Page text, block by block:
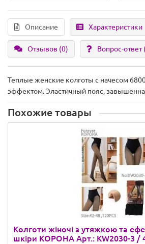
Описание Характеристики
Отзывов (0) Вопрос-ответ
Теплые женские колготы с начесом
эффектом. Эластичный пояс,
Похожие товары
Колготи жіночі з утяжкою та
шкіри КОРОНА Арт.: KW2030-3 /